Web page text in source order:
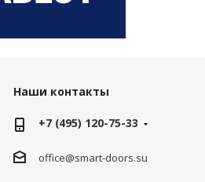
Наши контакты
+7 (495) 120-75-33
office@smart-doors.su